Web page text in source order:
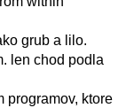
grub a lilo.
len chod podla
programov, ktore